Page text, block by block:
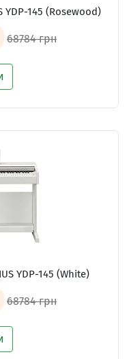
YDP-145 (Rosewood)
68784 грн
YDP-145 (White)
68784 грн